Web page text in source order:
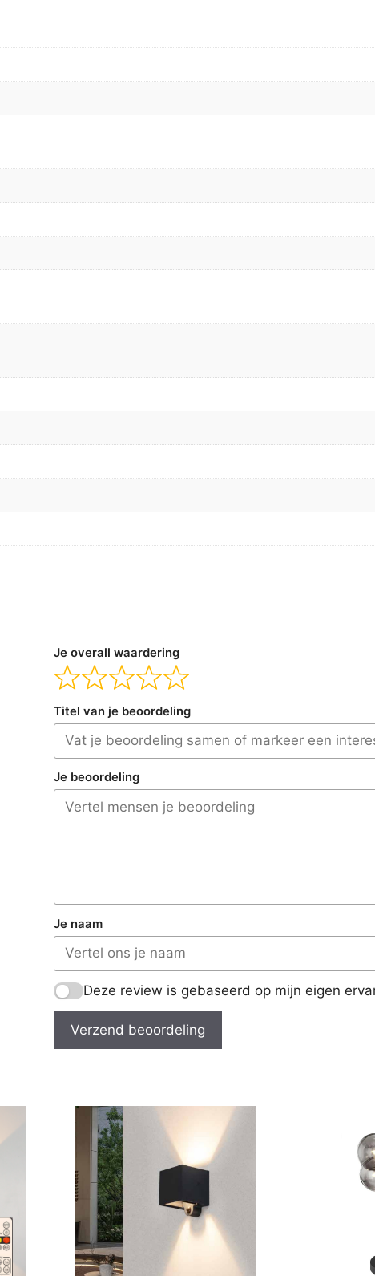
Je overall waardering
Titel van je beoordeling
Je beoordeling
Je naam
Deze review is gebaseerd op mijn eigen
Verzend beoordeling